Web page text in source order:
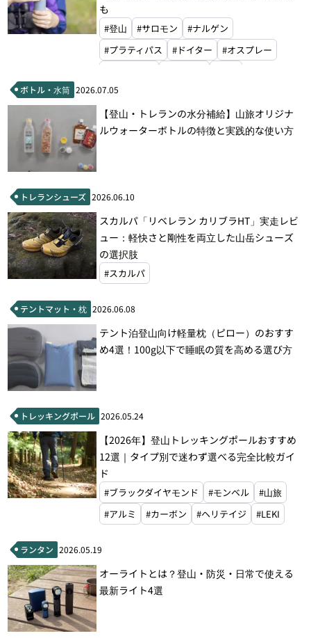
も
#登山 #サロモン
#ナルゲン
#プラティパス
#ドイター
#オスプレー
ボトル・水筒 2026.07.05
【登山・トレランの水分補給】山旅オリジナ
ルウォーターボトルの特徴と実践的な使い方
トレランシューズ 2026.06.10
スカルパ「リベレラン カリブラHT」実走レビ
ュー：軽快さと剛性を両立した山岳シューズ
の選択肢
#スカルパ
テントマット・枕 2026.06.08
テント泊登山向け軽量枕（ピロー）のおすす
め4選！100g以下で睡眠の質を高める選び方
トレッキングポール 2026.05.24
【2026年】登山トレッキングポールおすすめ
12選｜タイプ別で迷わず選べる完全比較ガイ
ド
#ブラックダイヤモンド #モンベル
#山旅
#アルミ
#カーボン #ヘリテイジ #LEKI
ランタン 2026.05.19
オーライトとは？登山・防災・日常で使える
最新ライト4選